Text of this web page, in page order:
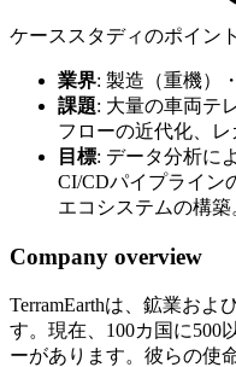
ケーススタディのポイント
業界: 製造（重機）
課題: 大量の車両テ
フローの近代化、レ
目標: データ分析に
CI/CDパイプライン
エコシステムの構築
Company overview
TerramEarthは、鉱業およ
す。現在、100カ国に500
ーがあります。彼らの使